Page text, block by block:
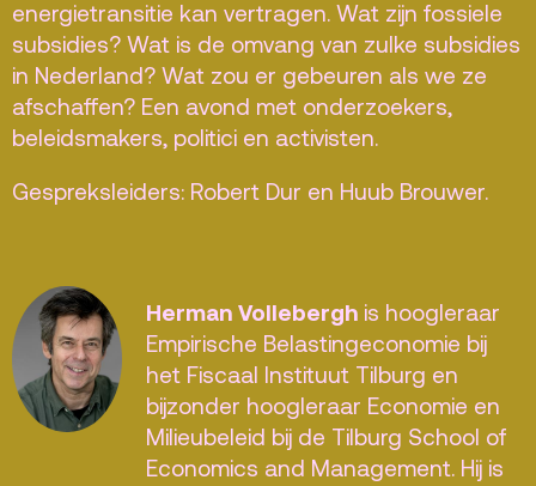
& historie
& Logo’s
van Toezicht
energietransitie kan vertragen. Wat zijn fossiele
subsidies? Wat is de omvang van zulke subsidies
in Nederland? Wat zou er gebeuren als we ze
afschaffen? Een avond met onderzoekers,
beleidsmakers, politici en activisten.
Gespreksleiders: Robert Dur en Huub Brouwer.
Herman Vollebergh is hoogleraar
Empirische Belastingeconomie bij
het Fiscaal Instituut Tilburg en
bijzonder hoogleraar Economie en
Milieubeleid bij de Tilburg School of
Economics and Management. Hij is